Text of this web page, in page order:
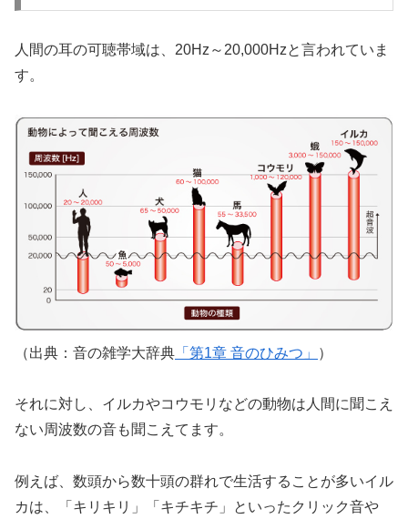
人間の耳の可聴帯域は、20Hz～20,000Hzと言われていま
す。
（出典：音の雑学大辞典 「第1章 音のひみつ」 ）
それに対し、イルカやコウモリなどの動物は人間に聞こえ
ない周波数の音も聞こえてます。
例えば、数頭から数十頭の群れで生活することが多いイル
カは、「キリキリ」「キチキチ」といったクリック音や